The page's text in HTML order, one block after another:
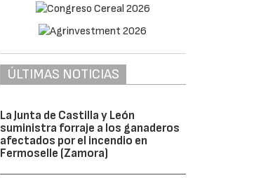
ÚLTIMAS NOTICIAS
La Junta de Castilla y León
suministra forraje a los ganaderos
afectados por el incendio en
Fermoselle (Zamora)